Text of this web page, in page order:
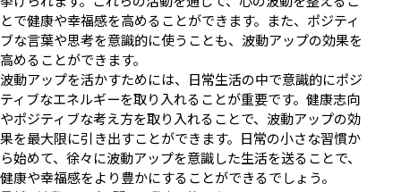
とで健康や幸福感を高めることができます。また、ポジティ
ブな言葉や思考を意識的に使うことも、波動アップの効果を
高めることができます。
波動アップを活かすためには、日常生活の中で意識的にポジ
ティブなエネルギーを取り入れることが重要です。健康志向
やポジティブな考え方を取り入れることで、波動アップの効
果を最大限に引き出すことができます。日常の小さな習慣か
ら始めて、徐々に波動アップを意識した生活を送ることで、
健康や幸福感をより豊かにすることができるでしょう。